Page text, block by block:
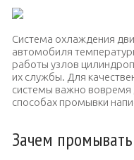
Система охлаждения
автомобиля
работы узлов
их службы. Для
системы важно вовремя
способах промывки
Зачем